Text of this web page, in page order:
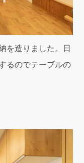
を造りました。日
るのでテーブルの